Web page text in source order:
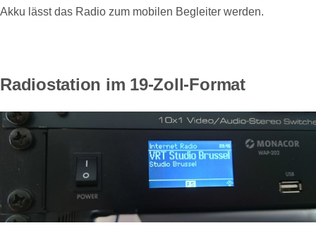
Akku lässt das Radio zum mobilen Begleiter werden.
Radiostation im 19-Zoll-Format